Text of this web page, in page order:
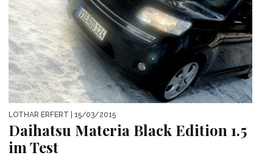
LOTHAR ERFERT | 15/03/2015
Daihatsu Materia Black Edition 1.5
im Test